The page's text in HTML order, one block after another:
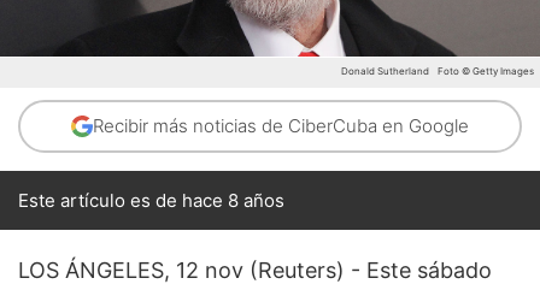
Donald Sutherland Foto © Getty Images
Recibir más noticias de CiberCuba en Google
Este artículo es de hace 8 años
LOS ÁNGELES, 12 nov (Reuters) - Este sábado